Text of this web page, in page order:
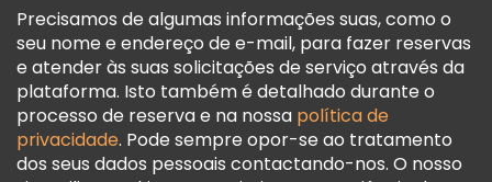
Política De Cookies
Freetour Prémios
Programa De Fidelidade
Precisamos de algumas informações suas, como o
seu nome e endereço de e-mail, para fazer reservas
e atender às suas solicitações de serviço através da
plataforma. Isto também é detalhado durante o
processo de reserva e na nossa política de
privacidade. Pode sempre opor-se ao tratamento
dos seus dados pessoais contactando-nos. O nosso